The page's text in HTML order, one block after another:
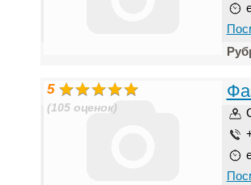
5
(105 оценок)